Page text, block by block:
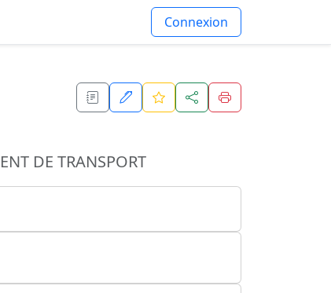
Connexion
DE TRANSPORT